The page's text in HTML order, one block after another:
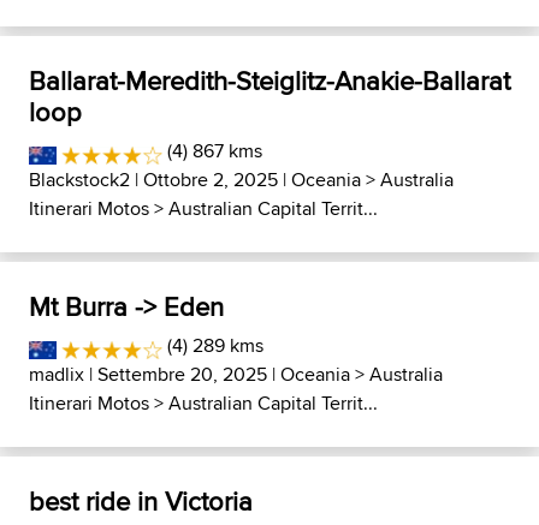
Ballarat-Meredith-Steiglitz-Anakie-Ballarat
loop
(4) 867 kms
Blackstock2 | Ottobre 2, 2025 |Oceania>Australia
Itinerari Motos>Australian Capital Territ...
Mt Burra -> Eden
(4) 289 kms
madlix | Settembre 20, 2025 |Oceania>Australia
Itinerari Motos>Australian Capital Territ...
best ride in Victoria